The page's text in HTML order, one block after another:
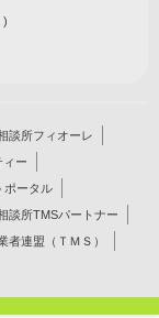
談所フィオーレ
ィー
ポータル
談所TMSパートナー
者連盟（ＴＭＳ）